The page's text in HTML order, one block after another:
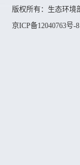
版权所有：生态环境
京ICP备12040763号-8